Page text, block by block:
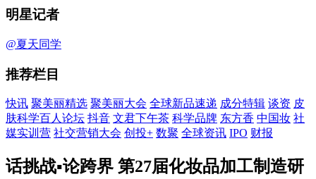
明星记者
@夏天同学
推荐栏目
快讯 聚美丽精选 聚美丽大会 全球新品速递 成分特辑 谈资 皮
肤科学百人论坛 抖音 文君下午茶 科学品牌 东方香 中国妆 社
媒实训营 社交营销大会 创投+ 数聚 全球资讯 IPO 财报
话挑战▪论跨界 第27届化妆品加工制造研